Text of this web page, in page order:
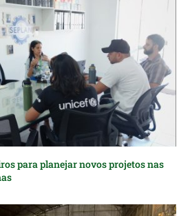
para planejar novos projetos nas